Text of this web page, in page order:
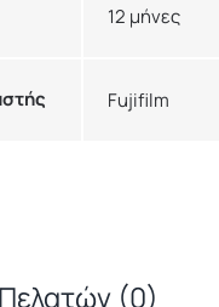
12 μήνες
Fujifilm
(0)